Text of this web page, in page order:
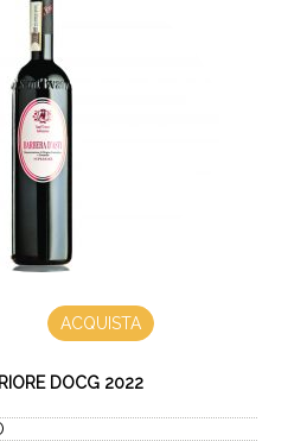
ACQUISTA
DOCG 2022